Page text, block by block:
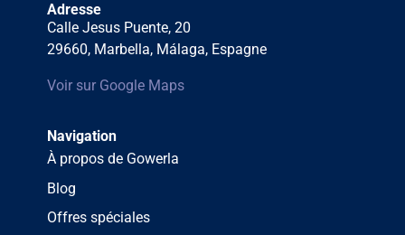
Adresse
Calle Jesus Puente, 20
29660, Marbella, Málaga, Espagne
Voir sur Google Maps
Navigation
À propos de Gowerla
Blog
Offres spéciales